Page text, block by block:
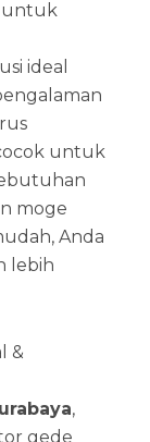
untuk
ideal
untuk
moge
Anda
lebih
&
,
gede